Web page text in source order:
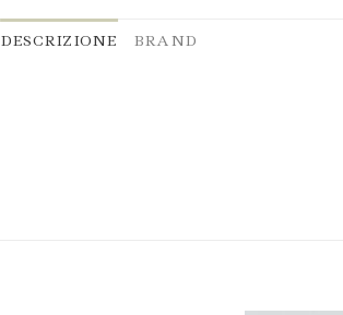
DESCRIZIONE BRAND